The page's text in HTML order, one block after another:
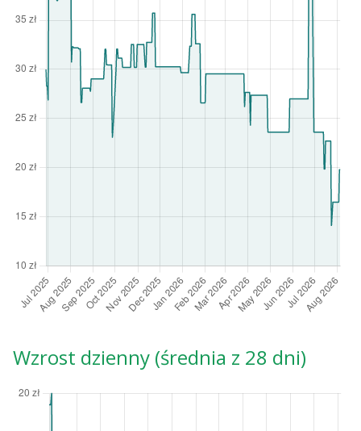
Wzrost dzienny (średnia z 28 dni)